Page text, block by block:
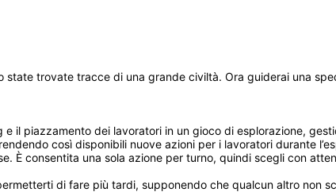
state trovate tracce di una grande civiltà. Ora guiderai una
il piazzamento dei lavoratori in un gioco di esplorazione,
così disponibili nuove azioni per i lavoratori durante
È consentita una sola azione per turno, quindi scegli con
di fare più tardi, supponendo che qualcun altro non